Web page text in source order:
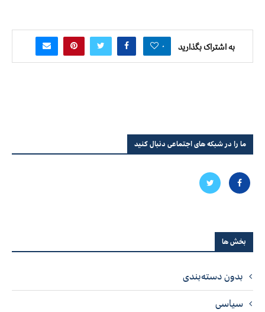
به اشتراک بگذارید ۰
ما را در شبکه های اجتماعی دنبال کنید
بخش ها
بدون دسته‌بندی
سیاسی